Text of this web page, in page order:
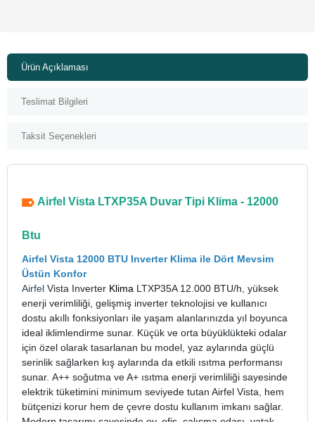
Ürün Açıklaması
Teslimat Bilgileri
Taksit Seçenekleri
Airfel Vista LTXP35A Duvar Tipi Klima - 12000
Btu
Airfel Vista 12000 BTU Inverter Klima ile Dört Mevsim
Üstün Konfor
Airfel Vista Inverter Klima LTXP35A 12.000 BTU/h, yüksek
enerji verimliliği, gelişmiş inverter teknolojisi ve kullanıcı
dostu akıllı fonksiyonları ile yaşam alanlarınızda yıl boyunca
ideal iklimlendirme sunar. Küçük ve orta büyüklükteki odalar
için özel olarak tasarlanan bu model, yaz aylarında güçlü
serinlik sağlarken kış aylarında da etkili ısıtma performansı
sunar. A++ soğutma ve A+ ısıtma enerji verimliliği sayesinde
elektrik tüketimini minimum seviyede tutan Airfel Vista, hem
bütçenizi korur hem de çevre dostu kullanım imkanı sağlar.